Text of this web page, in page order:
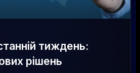
тиждень:
рішень